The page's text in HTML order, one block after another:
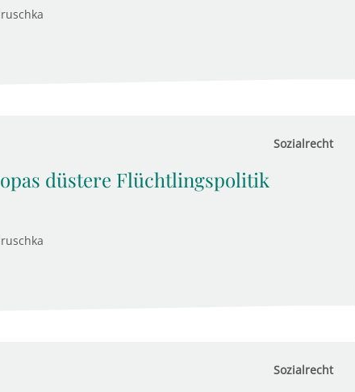
Sozialrecht
düstere Flüchtlingspolitik
Sozialrecht